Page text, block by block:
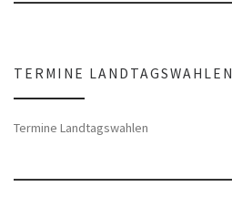
TERMINE LANDTAGSWAHLEN
Termine Landtagswahlen